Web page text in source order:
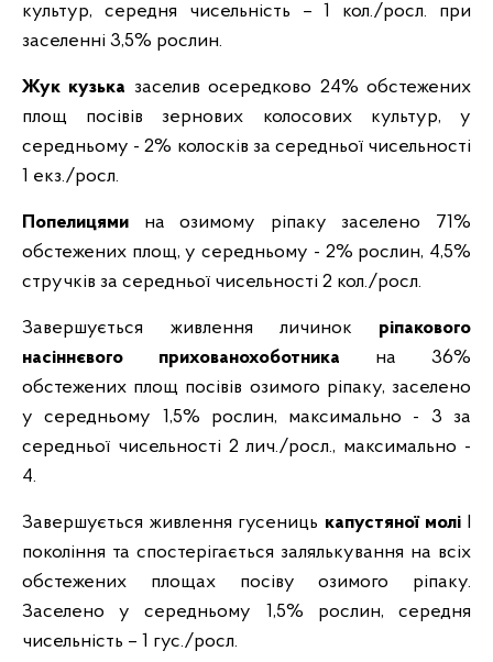
культур, середня чисельність – 1 кол./росл. при
заселенні 3,5% рослин.
Жук кузька заселив осередково 24% обстежених
площ посівів зернових колосових культур, у
середньому - 2% колосків за середньої чисельності
1 екз./росл.
Попелицями на озимому ріпаку заселено 71%
обстежених площ, у середньому - 2% рослин, 4,5%
стручків за середньої чисельності 2 кол./росл.
Завершується живлення личинок ріпакового
насіннєвого прихованохоботника на
36%
обстежених площ посівів озимого ріпаку, заселено
у середньому 1,5% рослин, максимально - 3 за
середньої чисельності 2 лич./росл., максимально -
4.
Завершується живлення гусениць капустяної молі І
покоління та спостерігається залялькування на всіх
обстежених площах посіву озимого ріпаку.
Заселено у середньому 1,5% рослин, середня
чисельність – 1 гус./росл.